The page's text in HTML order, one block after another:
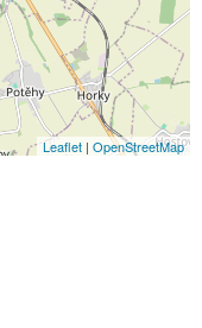
Leaflet | OpenStreetMap